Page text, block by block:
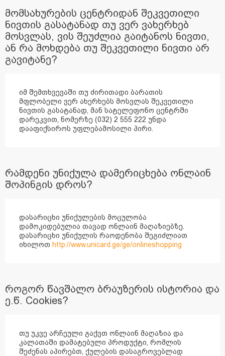
მომსახურების ცენტრიდან შეკვეთილი
ნივთის გასატანად თუ ვერ ვახერხებ
მოსვლას, ვის შეუძლია გაიტანოს ნივთი,
ან რა მოხდება თუ შეკვეთილი ნივთი არ
გავიტანე?
იმ შემთხვევაში თუ ძირითადი ბარათის
მფლობელი ვერ ახერხებს მოსვლას შეკვეთილი
ნივთის გასატანად, მან სატელეფონო ცენტრში
დარეკვით, ნომერზე (032) 2 555 222 უნდა
დააფიქსიროს უფლებამოსილი პირი.
რამდენი უნიქულა დამერიცხება ონლაინ
შოპინგის დროს?
დასარიცხი უნიქულების მოცულობა
დამოკიდებულია თავად ონლაინ მაღაზიებზე.
დასარიცხი უნიქულის რაოდენობა შეგიძლიათ
იხილოთ http://www.unicard.ge/ge/onlineshopping
როგორ წავშალო ბრაუზერის ისტორია და
ე.წ. Cookies?
თუ უკვე არჩეული გაქვთ ონლაინ მაღაზია და
კალათაში დამატებული პროდუქტი, რომლის
შეძენას აპირებთ, ქულების დასაგროვებლად